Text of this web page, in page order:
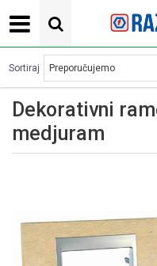
POVOLJNE CENE
Dekorativni
medjuram
Sortiraj